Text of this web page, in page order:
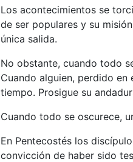
Los acontecimientos se
de ser populares y su
única salida.
No obstante, cuando todo
Cuando alguien, perdido
tiempo. Prosigue su
Cuando todo se oscurece,
En Pentecostés los
convicción de haber sido